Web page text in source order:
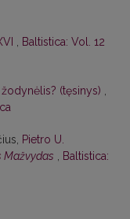
Baltistica: Vol. 12
žodynėlis? (tęsinys)
Pietro U.
Mažvydas
Baltistica: